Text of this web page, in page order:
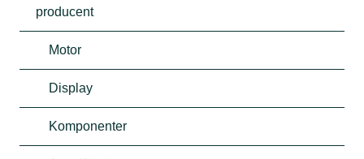
producent
Motor
Display
Komponenter